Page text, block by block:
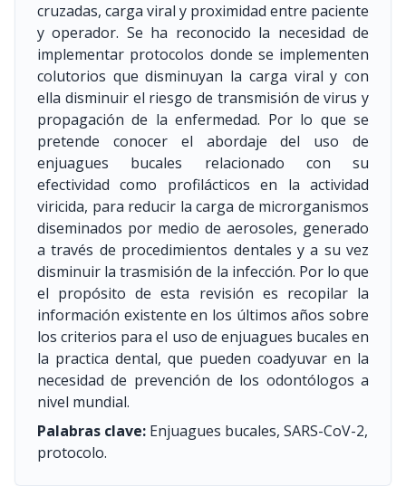
cruzadas, carga viral y proximidad entre paciente
y operador. Se ha reconocido la necesidad de
implementar protocolos donde se implementen
colutorios que disminuyan la carga viral y con
ella disminuir el riesgo de transmisión de virus y
propagación de la enfermedad. Por lo que se
pretende conocer el abordaje del uso de
enjuagues bucales relacionado con su
efectividad como profilácticos en la actividad
viricida, para reducir la carga de microrganismos
diseminados por medio de aerosoles, generado
a través de procedimientos dentales y a su vez
disminuir la trasmisión de la infección. Por lo que
el propósito de esta revisión es recopilar la
información existente en los últimos años sobre
los criterios para el uso de enjuagues bucales en
la practica dental, que pueden coadyuvar en la
necesidad de prevención de los odontólogos a
nivel mundial.
Palabras clave: Enjuagues bucales, SARS-CoV-2,
protocolo.